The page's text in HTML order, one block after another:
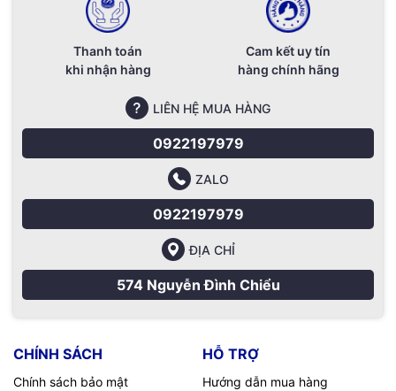
Thanh toán
khi nhận hàng
Cam kết uy tín
hàng chính hãng
LIÊN HỆ MUA HÀNG
0922197979
ZALO
0922197979
ĐỊA CHỈ
574 Nguyễn Đình Chiểu
CHÍNH SÁCH
Chính sách bảo mật
HỖ TRỢ
Hướng dẫn mua hàng